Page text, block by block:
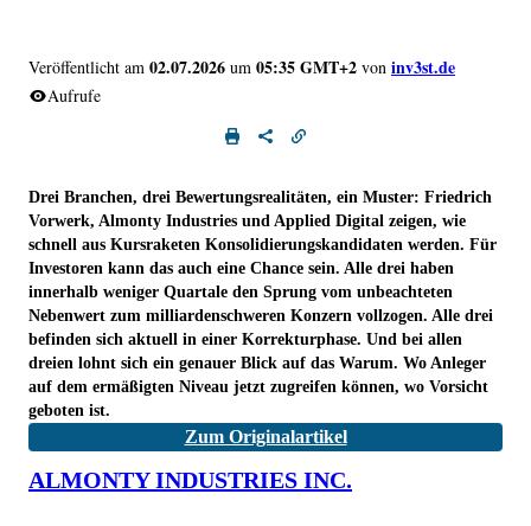
Veröffentlicht am 02.07.2026 um 05:35 GMT+2 von inv3st.de
Aufrufe
Drei Branchen, drei Bewertungsrealitäten, ein Muster: Friedrich
Vorwerk, Almonty Industries und Applied Digital zeigen, wie
schnell aus Kursraketen Konsolidierungskandidaten werden. Für
Investoren kann das auch eine Chance sein. Alle drei haben
innerhalb weniger Quartale den Sprung vom unbeachteten
Nebenwert zum milliardenschweren Konzern vollzogen. Alle drei
befinden sich aktuell in einer Korrekturphase. Und bei allen
dreien lohnt sich ein genauer Blick auf das Warum. Wo Anleger
auf dem ermäßigten Niveau jetzt zugreifen können, wo Vorsicht
geboten ist.
Zum Originalartikel
ALMONTY INDUSTRIES INC.